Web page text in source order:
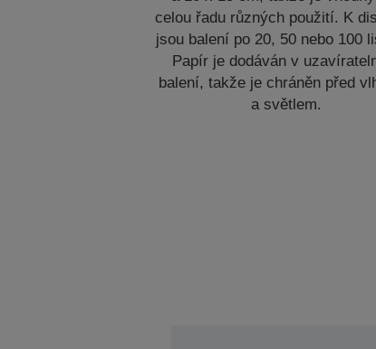
celou řadu různých použití. K
jsou balení po 20, 50 nebo 100
Papír je dodáván v
balení, takže je chráněn před
a světlem.